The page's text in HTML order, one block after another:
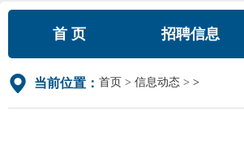
首 页 招聘信息
当前位置： 首页 信息动态 >